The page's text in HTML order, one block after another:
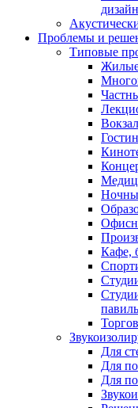
Проблемы и
Типовые
Кафе,
Для
Для
Для